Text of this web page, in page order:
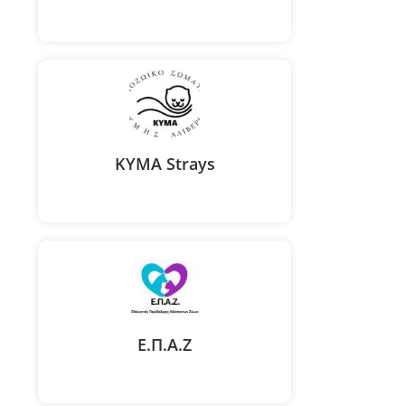
​​ΚΥΜΑ ​Strays
Ε.Π.Α.Ζ